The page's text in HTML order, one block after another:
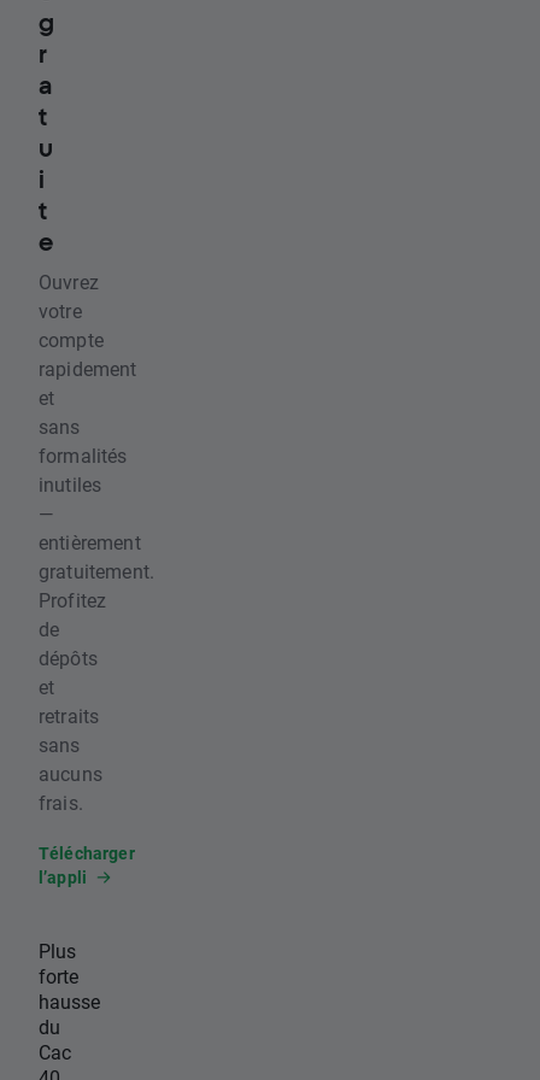
g
r
a
t
u
i
t
e
Ouvrez
votre
compte
rapidement
et
sans
formalités
inutiles
—
entièrement
gratuitement.
Profitez
de
dépôts
et
retraits
sans
aucuns
frais.
Télécharger
l’appli
Plus
forte
hausse
du
Cac